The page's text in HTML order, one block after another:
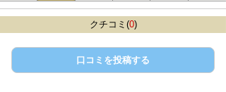
クチコミ(0)
口コミを投稿する